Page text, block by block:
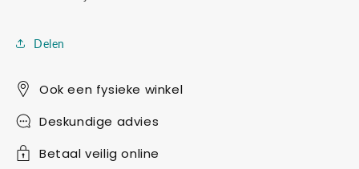
Delen
Ook een fysieke winkel
Deskundige advies
Betaal veilig online